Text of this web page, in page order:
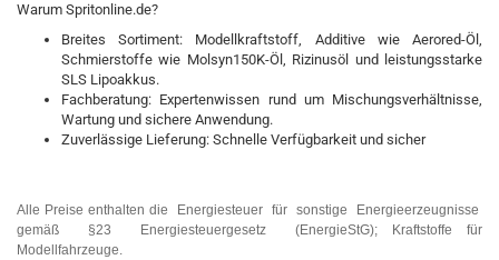
Warum Spritonline.de?
Breites Sortiment: Modellkraftstoff, Additive wie Aerored-Öl,
Schmierstoffe wie Molsyn150K-Öl, Rizinusöl und leistungsstarke
SLS Lipoakkus.
Fachberatung: Expertenwissen rund um Mischungsverhältnisse,
Wartung und sichere Anwendung.
Zuverlässige Lieferung: Schnelle Verfügbarkeit und sicher
Alle Preise enthalten die Energiesteuer für sonstige Energieerzeugnisse
gemäß §23 Energiesteuergesetz (EnergieStG); Kraftstoffe für
Modellfahrzeuge.